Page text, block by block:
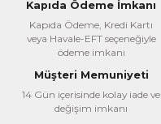
Kapıda Ödeme İmkanı
Kapıda Ödeme, Kredi Kartı
veya Havale-EFT seçeneğiyle
ödeme imkanı
Müşteri Memuniyeti
14 Gün içerisinde kolay iade ve
değişim imkanı